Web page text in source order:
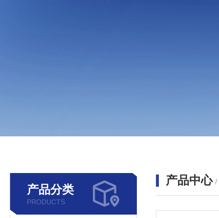
产品分类
PRODUCTS
产品中心 /